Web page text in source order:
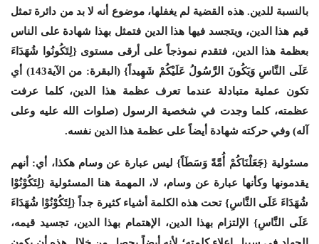
بالنسبة للدين. هذه القضية لم يغفلها، موضوع أنه لا بد من دائرة تمثل
قيم هذا الدين، ويتجسد فيها هذا الدين فتمثل بهذا شهادة على الناس
بعظمة هذا الدين، فتقدم نموذجاً على أرقى مستوى {لِتَكُونُوا شُهَدَاءَ
عَلَى النَّاسِ وَيَكُونَ الرَّسُولُ عَلَيْكُمْ شَهِيداً} (البقرة: من الآية143) أي
تكون عملية متبادلة عندما تعرف عظمة هذا الدين، كلما عرفت
عظمته، كلما وجدت في شخصية الرسول (صلوات الله عليه وعلى
آله) وفي حركته شهادة أيضاً على عظمة هذا الدين نفسه.
مسئولية {جَعَلْنَاكُمْ أُمَّةً وَسَطَاً} ليس عبارة عن وسام هكذا، أي: أنهم
يقدمونها وكأنها عبارة عن وسام، لا، المهمة هنا المسئولية {لِتَكُوْنُوْا
شُهَدَاءَ عَلَى النَّاسِ} تحت هذه الكلمة أشياء كثيرة جداً {لِتَكُوْنُوْا شُهَدَاءَ
عَلَى النَّاسِ} الإلتزام بهذا الدين، الإهتمام بهذا الدين، تجسيد قيمه،